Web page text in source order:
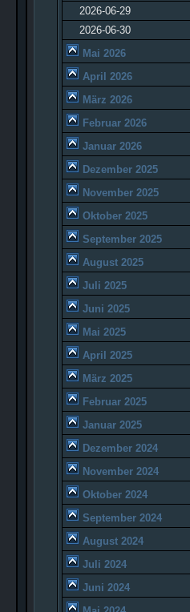
2026-06-29
2026-06-30
Mai 2026
April 2026
März 2026
Februar 2026
Januar 2026
Dezember 2025
November 2025
Oktober 2025
September 2025
August 2025
Juli 2025
Juni 2025
Mai 2025
April 2025
März 2025
Februar 2025
Januar 2025
Dezember 2024
November 2024
Oktober 2024
September 2024
August 2024
Juli 2024
Juni 2024